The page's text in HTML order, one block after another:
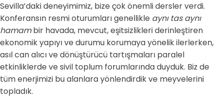
Sevilla’daki deneyimimiz, bize çok önemli dersler verdi.
Konferansın resmi oturumları genellikle aynı tas aynı
hamambir havada, mevcut, eşitsizlikleri derinleştiren
ekonomik yapıyı ve durumu korumaya yönelik ilerlerken,
asıl can alıcı ve dönüştürücü tartışmaları paralel
etkinliklerde ve sivil toplum forumlarında duyduk. Biz de
tüm enerjimizi bu alanlara yönlendirdik ve meyvelerini
topladık.